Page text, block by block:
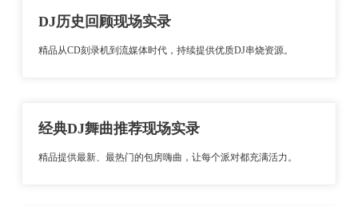
DJ历史回顾现场实录
精品从CD刻录机到流媒体时代，持续提供优质DJ串烧资源。
经典DJ舞曲推荐现场实录
精品提供最新、最热门的包房嗨曲，让每个派对都充满活力。